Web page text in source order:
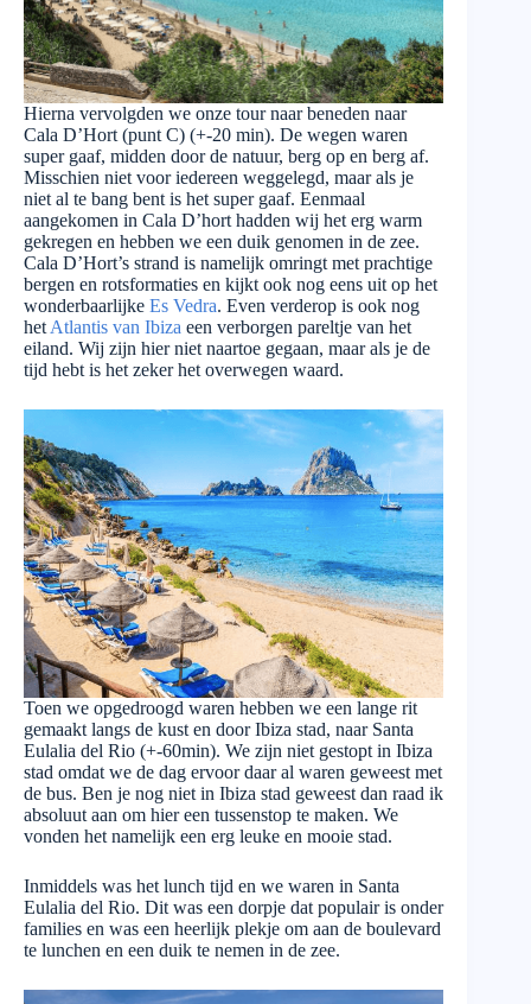
Hierna vervolgden we onze tour naar beneden naar
Cala D’Hort (punt C) (+-20 min). De wegen waren
super gaaf, midden door de natuur, berg op en berg af.
Misschien niet voor iedereen weggelegd, maar als je
niet al te bang bent is het super gaaf. Eenmaal
aangekomen in Cala D’hort hadden wij het erg warm
gekregen en hebben we een duik genomen in de zee.
Cala D’Hort’s strand is namelijk omringt met prachtige
bergen en rotsformaties en kijkt ook nog eens uit op het
wonderbaarlijke Es Vedra. Even verderop is ook nog
het Atlantis van Ibiza een verborgen pareltje van het
eiland. Wij zijn hier niet naartoe gegaan, maar als je de
tijd hebt is het zeker het overwegen waard.
Toen we opgedroogd waren hebben we een lange rit
gemaakt langs de kust en door Ibiza stad, naar Santa
Eulalia del Rio (+-60min). We zijn niet gestopt in Ibiza
stad omdat we de dag ervoor daar al waren geweest met
de bus. Ben je nog niet in Ibiza stad geweest dan raad ik
absoluut aan om hier een tussenstop te maken. We
vonden het namelijk een erg leuke en mooie stad.
Inmiddels was het lunch tijd en we waren in Santa
Eulalia del Rio. Dit was een dorpje dat populair is onder
families en was een heerlijk plekje om aan de boulevard
te lunchen en een duik te nemen in de zee.